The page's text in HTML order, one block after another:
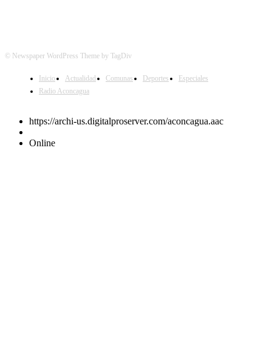
© Newspaper WordPress Theme by TagDiv
Inicio Actualidad Comunas Deportes
Especiales
Radio Aconcagua
https://archi-us.digitalproserver.com/aconcagua.aac
Online